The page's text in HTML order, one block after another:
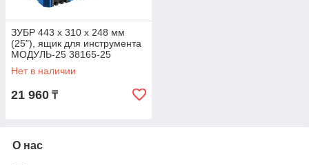
ЗУБР 443 х 310 х 248 мм
(25"), ящик для инструмента
МОДУЛЬ-25 38165-25
Профессионал
Нет в наличии
21 960 ₸
О нас